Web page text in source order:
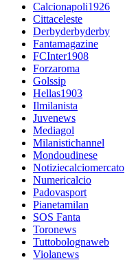
Calcionapoli1926
Cittaceleste
Derbyderbyderby
Fantamagazine
FCInter1908
Forzaroma
Golssip
Hellas1903
Ilmilanista
Juvenews
Mediagol
Milanistichannel
Mondoudinese
Notiziecalciomercato
Numericalcio
Padovasport
Pianetamilan
SOS Fanta
Toronews
Tuttobolognaweb
Violanews